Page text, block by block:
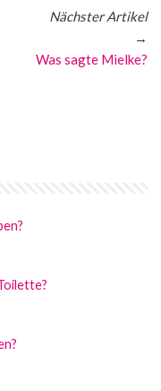
Nächster Artikel
→
Was sagte Mielke?